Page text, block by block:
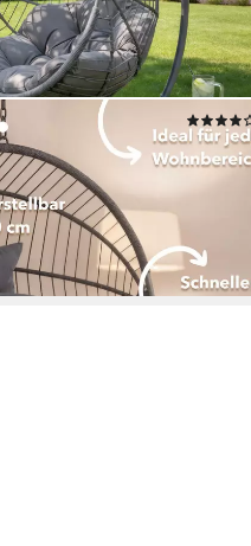
- für Indoor & Outdoor